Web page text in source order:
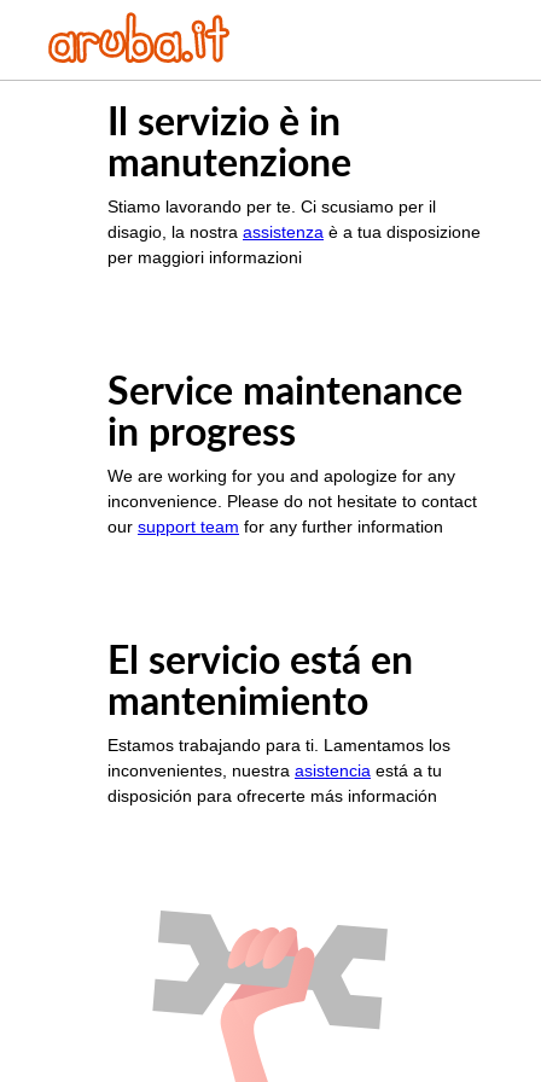
Il servizio è in
manutenzione
Stiamo lavorando per te. Ci scusiamo per il
disagio, la nostra assistenza è a tua disposizione
per maggiori informazioni
Service maintenance
in progress
We are working for you and apologize for any
inconvenience. Please do not hesitate to contact
our support team for any further information
El servicio está en
mantenimiento
Estamos trabajando para ti. Lamentamos los
inconvenientes, nuestra asistencia está a tu
disposición para ofrecerte más información